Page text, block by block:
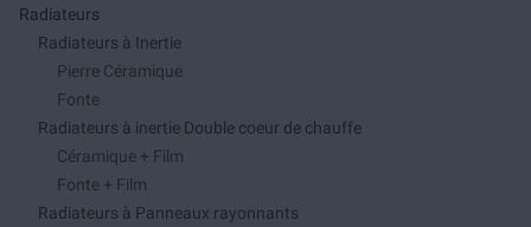
Radiateurs
Radiateurs à Inertie
Pierre Céramique
Fonte
Radiateurs à inertie Double coeur de chauffe
Céramique + Film
Fonte + Film
Radiateurs à Panneaux rayonnants